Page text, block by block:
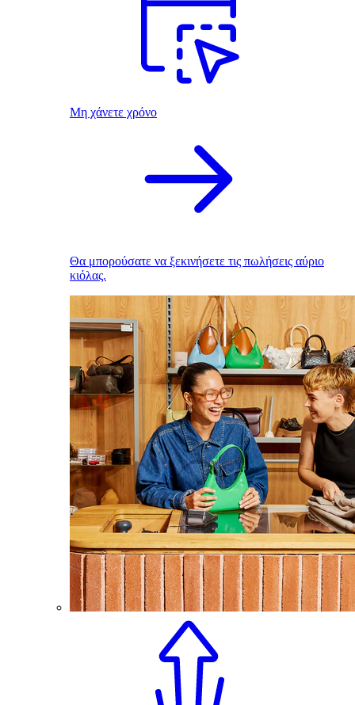
Μη χάνετε χρόνο
Θα μπορούσατε να ξεκινήσετε τις πωλήσεις αύριο
κιόλας.